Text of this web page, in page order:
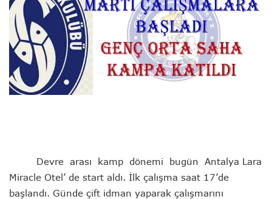
Devre arası kamp dönemi bugün Antalya Lara
Miracle Otel’ de start aldı. İlk çalışma saat 17’de
başlandı. Günde çift idman yaparak çalışmarını